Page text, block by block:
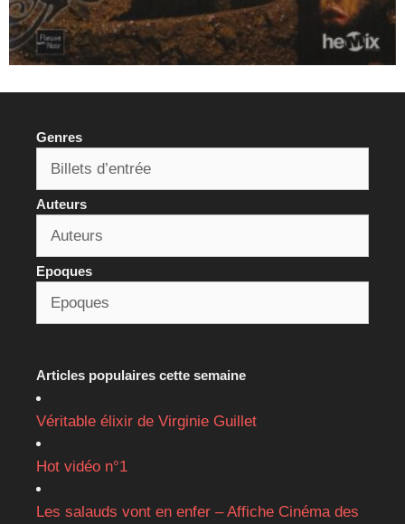
Genres
Auteurs
Epoques
Articles populaires cette semaine
Véritable élixir de Virginie Guillet
Hot vidéo n°1
Les salauds vont en enfer – Affiche Cinéma des